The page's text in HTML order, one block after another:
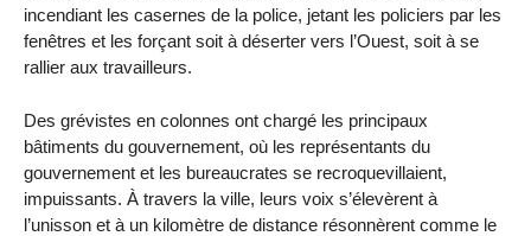
incendiant les casernes de la police, jetant les policiers par les
fenêtres et les forçant soit à déserter vers l’Ouest, soit à se
rallier aux travailleurs.
Des grévistes en colonnes ont chargé les principaux
bâtiments du gouvernement, où les représentants du
gouvernement et les bureaucrates se recroquevillaient,
impuissants. À travers la ville, leurs voix s’élevèrent à
l’unisson et à un kilomètre de distance résonnèrent comme le